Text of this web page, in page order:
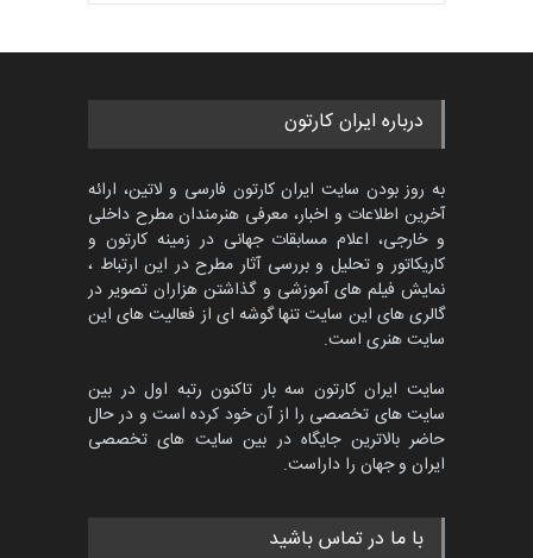
پنجمین مسابقۀ بین‌المللی
کارتون طنز «کلاه‌ای…
بیست و هشتمین مسابقه
بین‌المللی آزاد طراحی ط…
مهلت 5 روز دیگر
پنجمین مسابقۀ بین‌المللی
کارتون و کاریکاتور …
مهلت
گالری حدود 23 ساعت قبل
درباره ایران کارتون
به روز بودن سایت ایران کارتون فارسی و لاتین، ارائه
آخرین اطلاعات و اخبار، معرفی هنرمندان مطرح داخلی
و خارجی، اعلام مسابقات جهانی در زمینه کارتون و
کاریکاتور و تحلیل و بررسی آثار مطرح در این ارتباط ،
نمایش فیلم های آموزشی و گذاشتن هزاران تصویر در
گالری های این سایت تنها گوشه ای از فعالیت های این
سایت هنری است.
سایت ایران کارتون سه بار تاکنون رتبه اول در بین
سایت های تخصصی را از آن خود کرده است و در حال
حاضر بالاترین جایگاه در بین سایت های تخصصی
ایران و جهان را داراست.
با ما در تماس باشید